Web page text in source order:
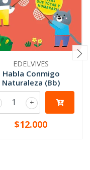
EDELVIVES
Habla Conmigo
Naturaleza (Bb)
+
$12.000